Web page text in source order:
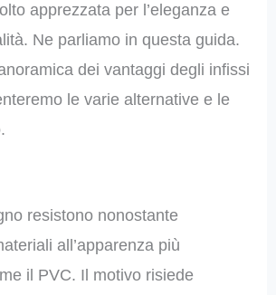
apprezzata per l’eleganza e
Ne parliamo in questa guida.
dei vantaggi degli infissi
le varie alternative e le
resistono nonostante
all’apparenza più
il PVC. Il motivo risiede